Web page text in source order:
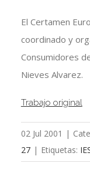
El Certamen
coordinado y
Consumidores
Nieves Alvarez.
Trabajo original
02 Jul 2001 |
27 | Etiquetas: